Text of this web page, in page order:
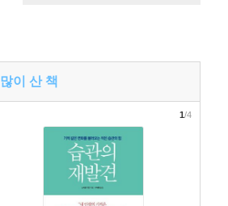
많이 산 책
1/4